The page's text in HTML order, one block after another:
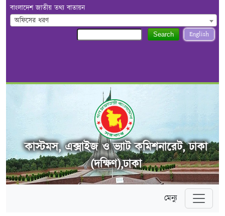
বাংলাদেশ জাতীয় তথ্য বাতায়ন
অফিসের ধরণ
English
Search
কাস্টমস, এক্সাইজ ও ভ্যাট কমিশনারেট, ঢাকা
(দক্ষিণ),ঢাকা
মেন্যু